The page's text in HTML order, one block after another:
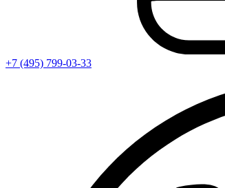
+7 (495) 799-03-33